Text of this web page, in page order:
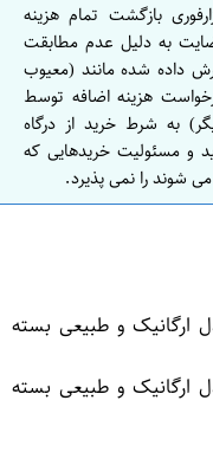
بازگشت تمام هزینه
به دلیل عدم مطابقت
داده شده مانند (معیوب
هزینه اضافه توسط
به شرط خرید از درگاه
و مسئولیت خریدهایی که
شوند را نمی پذیرد.
ارگانیک و طبیعی بسته
ارگانیک و طبیعی بسته